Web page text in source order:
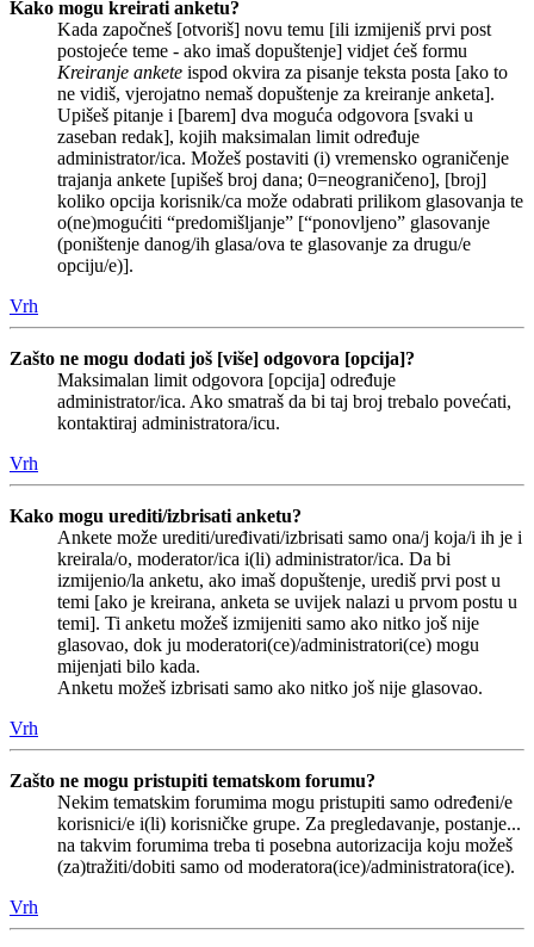
Kako mogu kreirati anketu?
Kada započneš [otvoriš] novu temu [ili izmijeniš prvi post
postojeće teme - ako imaš dopuštenje] vidjet ćeš formu
Kreiranje ankete ispod okvira za pisanje teksta posta [ako to
ne vidiš, vjerojatno nemaš dopuštenje za kreiranje anketa].
Upišeš pitanje i [barem] dva moguća odgovora [svaki u
zaseban redak], kojih maksimalan limit određuje
administrator/ica. Možeš postaviti (i) vremensko ograničenje
trajanja ankete [upišeš broj dana; 0=neograničeno], [broj]
koliko opcija korisnik/ca može odabrati prilikom glasovanja te
o(ne)mogućiti “predomišljanje” [“ponovljeno” glasovanje
(poništenje danog/ih glasa/ova te glasovanje za drugu/e
opciju/e)].
Vrh
Zašto ne mogu dodati još [više] odgovora [opcija]?
Maksimalan limit odgovora [opcija] određuje
administrator/ica. Ako smatraš da bi taj broj trebalo povećati,
kontaktiraj administratora/icu.
Vrh
Kako mogu urediti/izbrisati anketu?
Ankete može urediti/uređivati/izbrisati samo ona/j koja/i ih je i
kreirala/o, moderator/ica i(li) administrator/ica. Da bi
izmijenio/la anketu, ako imaš dopuštenje, urediš prvi post u
temi [ako je kreirana, anketa se uvijek nalazi u prvom postu u
temi]. Ti anketu možeš izmijeniti samo ako nitko još nije
glasovao, dok ju moderatori(ce)/administratori(ce) mogu
mijenjati bilo kada.
Anketu možeš izbrisati samo ako nitko još nije glasovao.
Vrh
Zašto ne mogu pristupiti tematskom forumu?
Nekim tematskim forumima mogu pristupiti samo određeni/e
korisnici/e i(li) korisničke grupe. Za pregledavanje, postanje...
na takvim forumima treba ti posebna autorizacija koju možeš
(za)tražiti/dobiti samo od moderatora(ice)/administratora(ice).
Vrh